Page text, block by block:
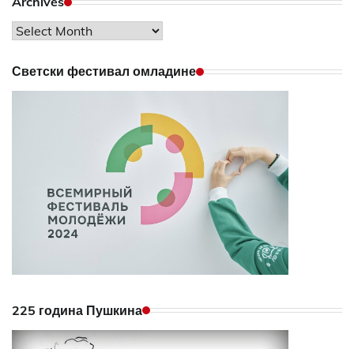
Archives
Светски фестивал омладине
225 година Пушкина